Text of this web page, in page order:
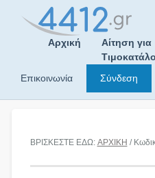
Αρχική
Αίτηση για
Επικοινωνία
Σύνδεση
ΒΡΙΣΚΕΣΤΕ ΕΔΩ: ΑΡΧΙΚΗ /